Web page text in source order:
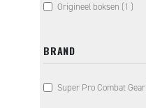
Origineel boksen 1 item
BRAND
Super Pro Combat Gear